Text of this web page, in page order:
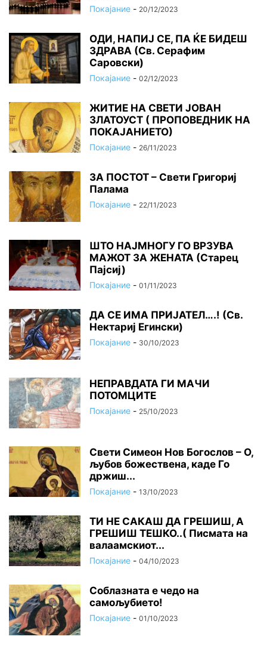
Покајание - 20/12/2023
ОДИ, НАПИЈ СЕ, ПА ЌЕ БИДЕШ
ЗДРАВА (Св. Серафим
Саровски)
Покајание - 02/12/2023
ЖИТИЕ НА СВЕТИ ЈОВАН
ЗЛАТОУСТ ( ПРОПОВЕДНИК НА
ПОКАЈАНИЕТО)
Покајание - 26/11/2023
ЗА ПОСТОТ – Свети Григориј
Палама
Покајание - 22/11/2023
ШТО НАЈМНОГУ ГО ВРЗУВА
МАЖОТ ЗА ЖЕНАТА (Старец
Пајсиј)
Покајание - 01/11/2023
ДА СЕ ИМА ПРИЈАТЕЛ….! (Св.
Нектариј Егински)
Покајание - 30/10/2023
НЕПРАВДАТА ГИ МАЧИ
ПОТОМЦИТЕ
Покајание - 25/10/2023
Свети Симеон Нов Богослов – О,
љубов божествена, каде Го
држиш...
Покајание - 13/10/2023
ТИ НЕ САКАШ ДА ГРЕШИШ, А
ГРЕШИШ ТЕШКО..( Писмата на
валаамскиот...
Покајание - 04/10/2023
Соблазната е чедо на
самољубието!
Покајание - 01/10/2023